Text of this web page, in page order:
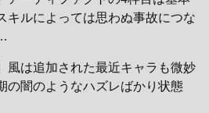
キルによっては思わぬ事故につな
風は追加された最近キャラも微妙
の闇のようなハズレばかり状態